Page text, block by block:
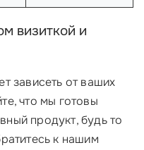
визиткой и
зависеть от ваших
что мы готовы
продукт, будь то
к нашим